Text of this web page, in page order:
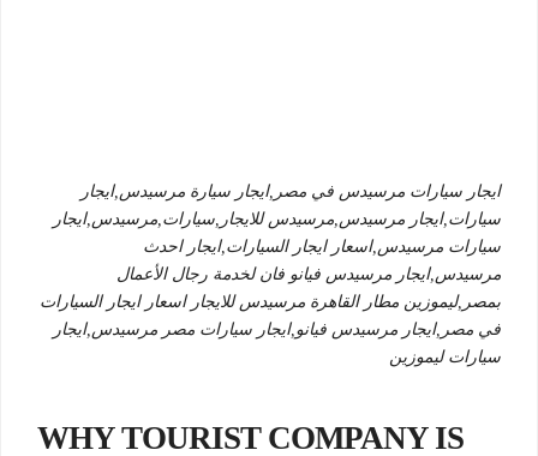
ايجار سيارات مرسيدس في مصر,ايجار سيارة مرسيدس,ايجار
سيارات,ايجار مرسيدس,مرسيدس للايجار,سيارات,مرسيدس,ايجار
سيارات مرسيدس,اسعار ايجار السيارات,ايجار احدث
مرسيدس,ايجار مرسيدس فيانو فان لخدمة رجال الأعمال
بمصر,ليموزين مطار القاهرة مرسيدس للايجار اسعار ايجار السيارات
في مصر,ايجار مرسيدس فيانو,ايجار سيارات مصر مرسيدس,ايجار
سيارات ليموزين
WHY TOURIST COMPANY IS